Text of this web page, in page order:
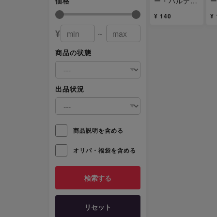
¥
～
商品の状態
出品状況
商品説明を含める
オリパ・福袋を含める
リセット
1枚
¥ 140
1
¥